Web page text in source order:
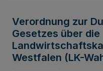
Verordnung zur
Gesetzes über die
Westfalen (LK-